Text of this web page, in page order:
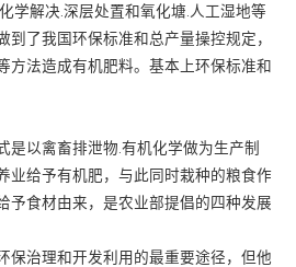
学解决.深层处置和氧化塘.人工湿地等
到了我国环保标准和总产量操控规定，
方法造成有机肥料。基本上环保标准和
是以禽畜排泄物.有机化学做为生产制
业给予有机肥，与此同时栽种的粮食作
予食材由来，是农业部提倡的四种发展
保治理和开发利用的最重要途径，但他